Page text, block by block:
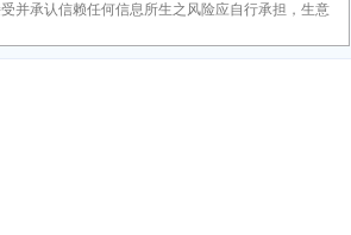
并承认信赖任何信息所生之风险应自行承担，生意